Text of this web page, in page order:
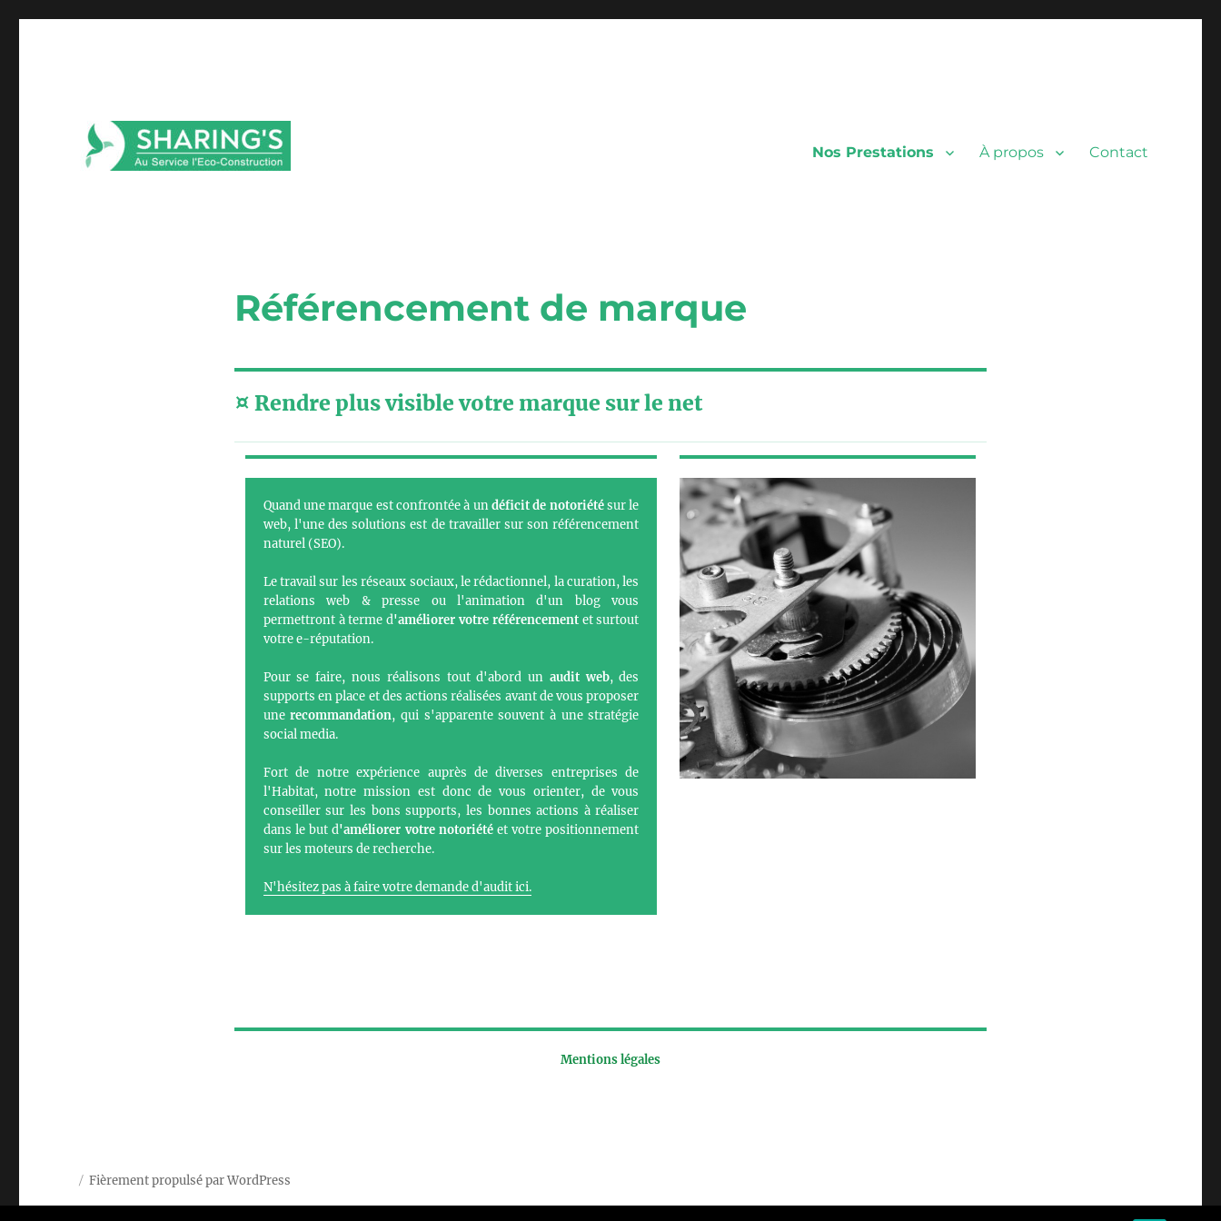
Nos Prestations À propos Contact
Référencement de marque
¤ Rendre plus visible votre marque sur le net
Quand une marque est confrontée à undéficit de notoriétésur le
web, l'une des solutions est de travailler sur son référencement
naturel (SEO).
Le travail sur les réseaux sociaux, le rédactionnel, la curation, les
relations web & presse ou l'animation d'un blog vous
permettront à terme d'améliorer votre référencementet surtout
votre e-réputation.
Pour se faire, nous réalisons tout d'abord un audit web, des
supports en place et des actions réalisées avant de vous proposer
unerecommandation, qui s'apparente souvent à une stratégie
social media.
Fort de notre expérience auprès de diverses entreprises de
l'Habitat, notre mission est donc de vous orienter, de vous
conseiller sur les bons supports, les bonnes actions à réaliser
dans le but d'améliorer votre notoriétéet votre positionnement
sur les moteurs de recherche.
N'hésitez pas à faire votre demande d'audit ici.
Mentions légales
Fièrement propulsé par WordPress